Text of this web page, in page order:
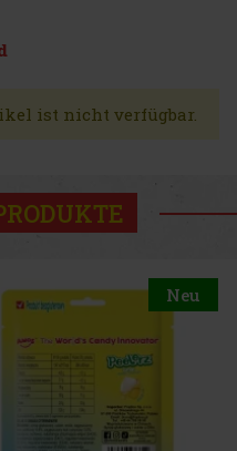
ist nicht verfügbar.